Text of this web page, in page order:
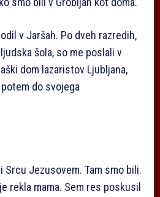
v Jaršah. Po dveh razredih,
šola, so me poslali v
dom lazaristov Ljubljana,
do svojega
Srcu Jezusovem. Tam smo bili.
rekla mama. Sem res poskusil